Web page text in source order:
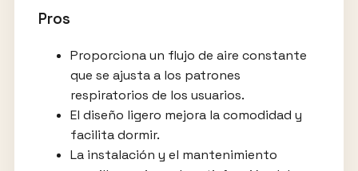
Pros
Proporciona un flujo de aire constante
que se ajusta a los patrones
respiratorios de los usuarios.
El diseño ligero mejora la comodidad y
facilita dormir.
La instalación y el mantenimiento